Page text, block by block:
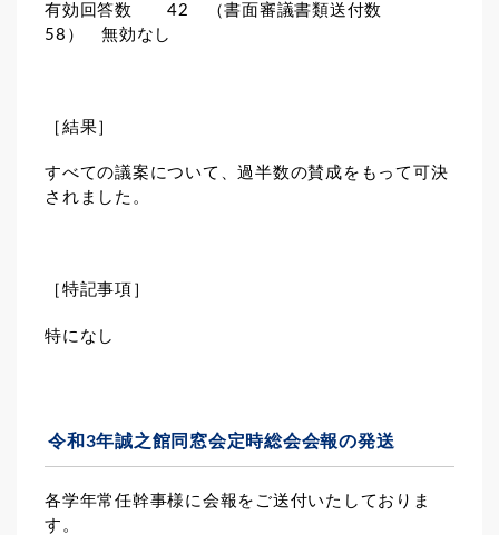
有効回答数 42 （書面審議書類送付数
58） 無効なし
［結果］
すべての議案について、過半数の賛成をもって可決
されました。
［特記事項］
特になし
令和3年誠之館同窓会定時総会会報の発送
各学年常任幹事様に会報をご送付いたしておりま
す。